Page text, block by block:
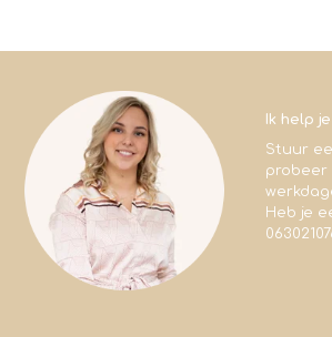
Ik help
Stuur
probeer
Heb je